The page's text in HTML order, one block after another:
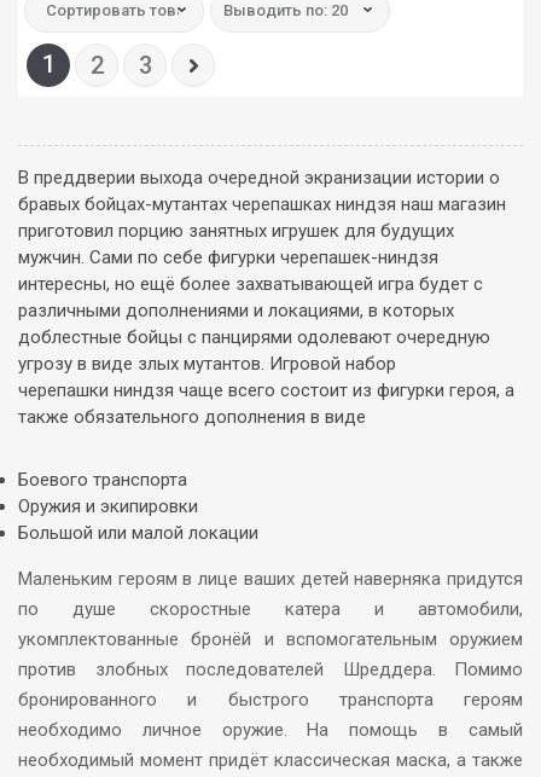
Сортировать товар: Выводить по: 20
1 2 3
В преддверии выхода очередной экранизации истории о
бравых бойцах-мутантах черепашках ниндзя наш магазин
приготовил порцию занятных игрушек для будущих
мужчин. Сами по себе фигурки черепашек-ниндзя
интересны, но ещё более захватывающей игра будет с
различными дополнениями и локациями, в которых
доблестные бойцы с панцирями одолевают очередную
угрозу в виде злых мутантов. Игровой набор
черепашки ниндзя чаще всего состоит из фигурки героя, а
также обязательного дополнения в виде
Боевого транспорта
Оружия и экипировки
Большой или малой локации
Маленьким героям в лице ваших детей наверняка придутся
по душе скоростные катера и автомобили,
укомплектованные бронёй и вспомогательным оружием
против злобных последователей Шреддера. Помимо
бронированного и быстрого транспорта героям
необходимо личное оружие. На помощь в самый
необходимый момент придёт классическая маска, а также